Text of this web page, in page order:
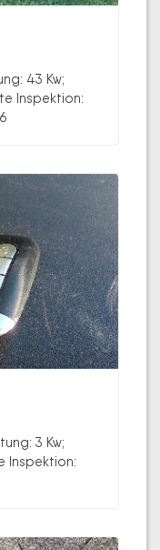
43 Kw;
Inspektion:
3 Kw;
Inspektion: